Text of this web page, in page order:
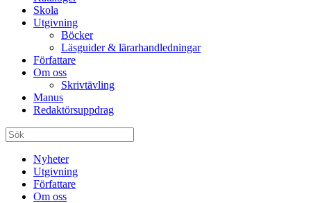
Skola
Utgivning
Böcker
Läsguider & lärarhandledningar
Författare
Om oss
Skrivtävling
Manus
Redaktörsuppdrag
Nyheter
Utgivning
Författare
Om oss